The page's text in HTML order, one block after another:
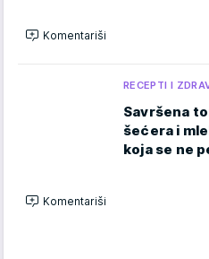
Komentariši
RECEPTI I
Savršena
šećera i
koja se ne
Komentariši